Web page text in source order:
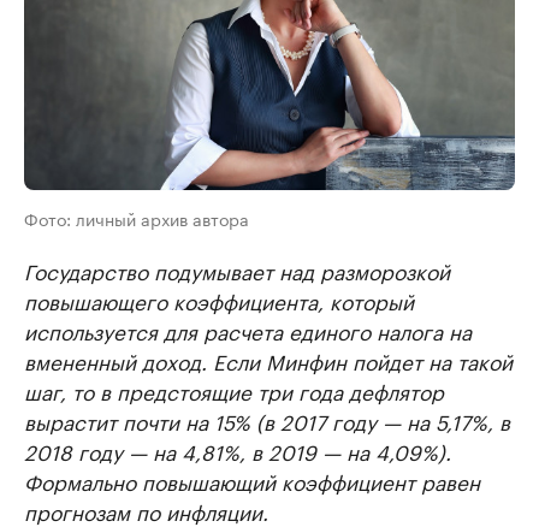
Фото: личный архив автора
Государство подумывает над разморозкой
повышающего коэффициента, который
используется для расчета единого налога на
вмененный доход. Если Минфин пойдет на такой
шаг, то в предстоящие три года дефлятор
вырастит почти на 15% (в 2017 году — на 5,17%, в
2018 году — на 4,81%, в 2019 — на 4,09%).
Формально повышающий коэффициент равен
прогнозам по инфляции.